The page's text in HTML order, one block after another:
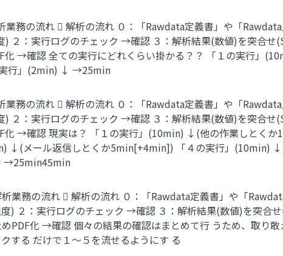
業務の流れ  解析の流れ ０：「Rawdata定義書」や「
) ２：実行ログのチェック →確認 ３：解析結果(数値)を突合
化 →確認 全ての実行にどれくらい掛かる？？ 「１の実行」
行」(2min) ↓ →25min
業務の流れ  解析の流れ ０：「Rawdata定義書」や「
) ２：実行ログのチェック →確認 ３：解析結果(数値)を突合
化 →確認 現実は？ 「１の実行」(10min) ↓(他の作業しと
↓(メール返信しとくか5min[+4min]) 「４の実行」
→25min45min
業務の流れ  解析の流れ ０：「Rawdata定義書」や「
) ２：実行ログのチェック →確認 ３：解析結果(数値)を突
めPDF化 →確認 個々の結果の確認はまとめて行 うため、取り
する だけで１～５を流せるようにす る